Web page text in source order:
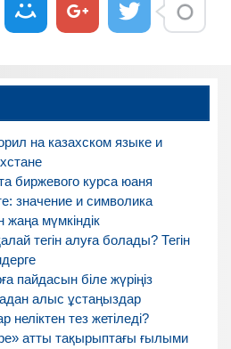
на казахском языке и
биржевого курса юаня
значение и символика
жаңа мүмкіндік
тегін алуға болады? Тегін
пайдасын біле жүріңіз
алыс ұстаңыздар
тез жетіледі?
атты тақырыптағы ғылыми